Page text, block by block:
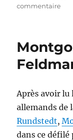
commentairesur
de
la
de
Après avoir
allemands de
Rundstedt,
dans ce défilé